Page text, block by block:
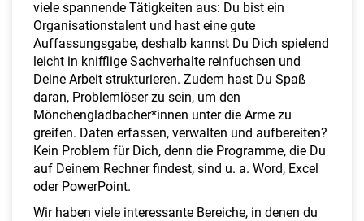
viele spannende Tätigkeiten aus: Du bist ein
Organisationstalent und hast eine gute
Auffassungsgabe, deshalb kannst Du Dich spielend
leicht in knifflige Sachverhalte reinfuchsen und
Deine Arbeit strukturieren. Zudem hast Du Spaß
daran, Problemlöser zu sein, um den
Mönchengladbacher*innen unter die Arme zu
greifen. Daten erfassen, verwalten und aufbereiten?
Kein Problem für Dich, denn die Programme, die Du
auf Deinem Rechner findest, sind u. a. Word, Excel
oder PowerPoint.
Wir haben viele interessante Bereiche, in denen du